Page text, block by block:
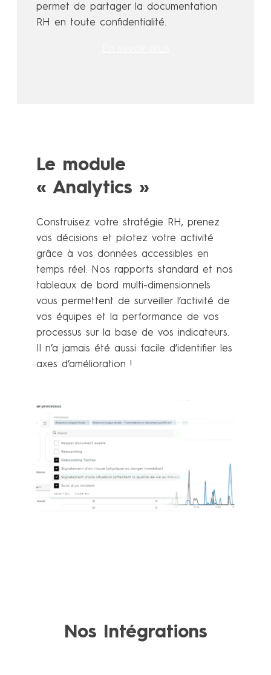
permet de partager la documentation
RH en toute confidentialité.
Le module
« Analytics »
Construisez votre stratégie RH, prenez
vos décisions et pilotez votre activité
grâce à vos données accessibles en
temps réel. Nos rapports standard et nos
tableaux de bord multi-dimensionnels
vous permettent de surveiller l’activité de
vos équipes et la performance de vos
processus sur la base de vos indicateurs.
Il n’a jamais été aussi facile d’identifier les
axes d’amélioration !
Nos Intégrations